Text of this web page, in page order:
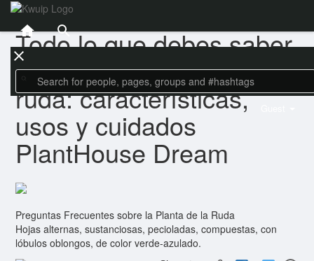
Sport
Todo lo que debes saber
sobre la planta de la
ruda: características,
usos y cuidados
PlantHouse Dream
Preguntas Frecuentes sobre la Planta de la Ruda
Hojas alternas, sustanciosas, pecioladas, compuestas, con
lóbulos oblongos, de color verde-azulado.